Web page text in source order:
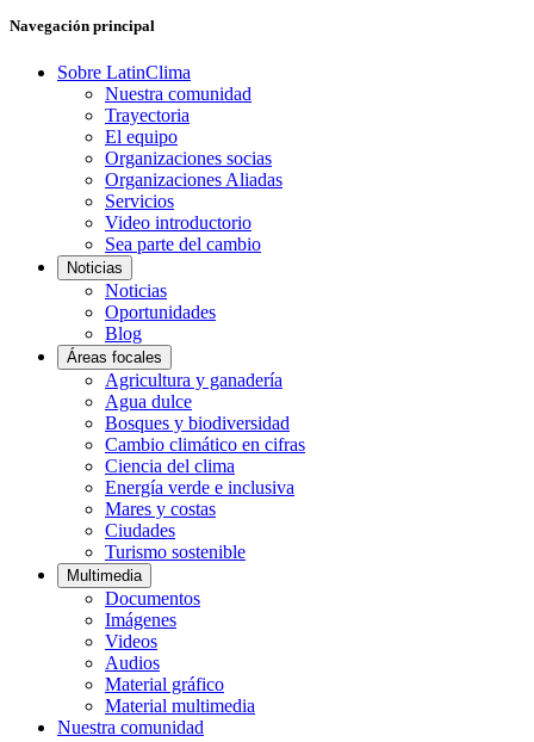
Navegación principal
Sobre LatinClima
Nuestra comunidad
Trayectoria
El equipo
Organizaciones socias
Organizaciones Aliadas
Servicios
Video introductorio
Sea parte del cambio
Noticias
Noticias
Oportunidades
Blog
Áreas focales
Agricultura y ganadería
Agua dulce
Bosques y biodiversidad
Cambio climático en cifras
Ciencia del clima
Energía verde e inclusiva
Mares y costas
Ciudades
Turismo sostenible
Multimedia
Documentos
Imágenes
Videos
Audios
Material gráfico
Material multimedia
Nuestra comunidad